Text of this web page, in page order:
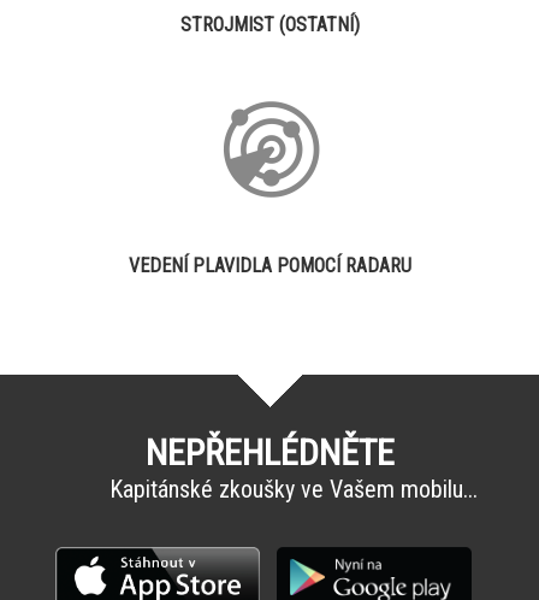
STROJMIST (OSTATNÍ)
VEDENÍ PLAVIDLA POMOCÍ RADARU
NEPŘEHLÉDNĚTE
Kapitánské zkoušky ve Vašem mobilu...